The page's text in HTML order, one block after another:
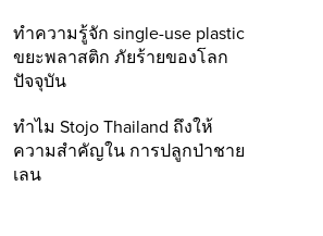
ทำความรู้จัก single-use plastic
ขยะพลาสติก ภัยร้ายของโลก
ปัจจุบัน
ทำไม Stojo Thailand ถึงให้
ความสำคัญใน การปลูกป่าชาย
เลน